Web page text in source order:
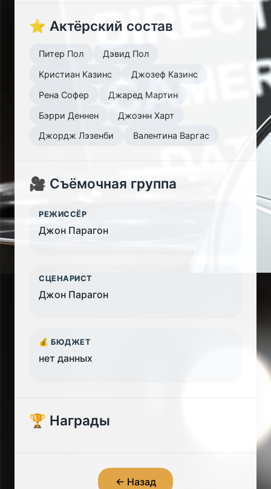
⭐ Актёрский состав
Питер Пол
Дэвид Пол
Кристиан Казинс
Джозеф Казинс
Рена Софер
Джаред Мартин
Бэрри Деннен
Джоэнн Харт
Джордж Лэзенби
Валентина Варгас
🎥 Съёмочная группа
РЕЖИССЁР
Джон Парагон
СЦЕНАРИСТ
Джон Парагон
💰 БЮДЖЕТ
нет данных
🏆 Награды
← Назад